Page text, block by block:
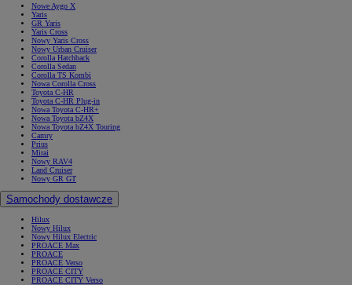
Nowe Aygo X
Yaris
GR Yaris
Yaris Cross
Nowy Yaris Cross
Nowy Urban Cruiser
Corolla Hatchback
Corolla Sedan
Corolla TS Kombi
Nowa Corolla Cross
Toyota C-HR
Toyota C-HR Plug-in
Nowa Toyota C-HR+
Nowa Toyota bZ4X
Nowa Toyota bZ4X Touring
Camry
Prius
Mirai
Nowy RAV4
Land Cruiser
Nowy GR GT
Samochody dostawcze
Hilux
Nowy Hilux
Nowy Hilux Electric
PROACE Max
PROACE
PROACE Verso
PROACE CITY
PROACE CITY Verso